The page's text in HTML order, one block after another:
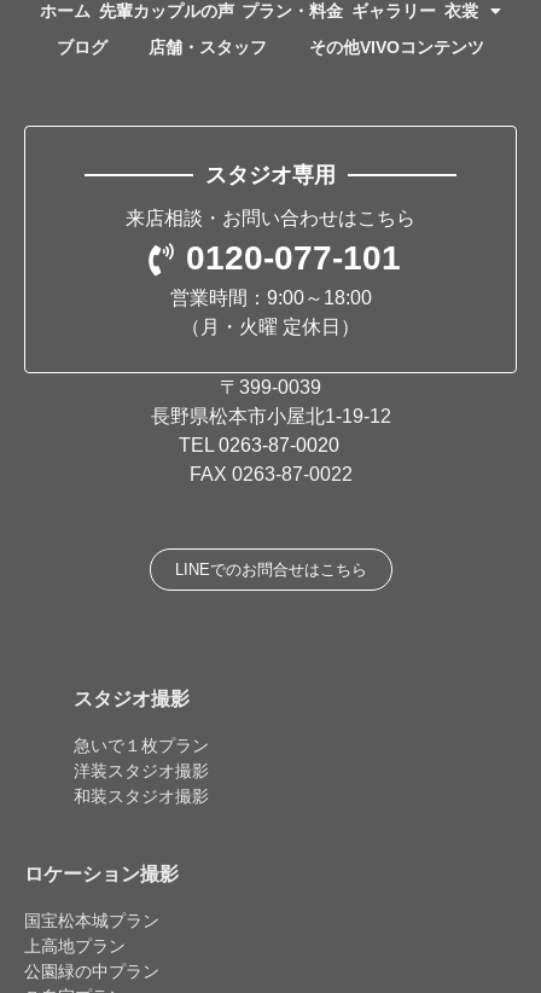
ホーム 先輩カップルの声 プラン・料金 ギャラリー 衣裳
ブログ
店舗・スタッフ その他VIVOコンテンツ
スタジオ専用
来店相談・お問い合わせはこちら
0120-077-101
営業時間：9:00～18:00
（月・火曜 定休日）
〒399-0039
長野県松本市小屋北1-19-12
TEL 0263-87-0020
FAX 0263-87-0022
LINEでのお問合せはこちら
スタジオ撮影
急いで１枚プラン
洋装スタジオ撮影
和装スタジオ撮影
ロケーション撮影
国宝松本城プラン
上高地プラン
公園緑の中プラン